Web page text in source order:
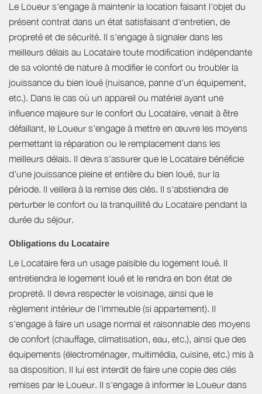
Le Loueur s'engage à maintenir la location faisant l'objet du
présent contrat dans un état satisfaisant d'entretien, de
propreté et de sécurité. Il s'engage à signaler dans les
meilleurs délais au Locataire toute modification indépendante
de sa volonté de nature à modifier le confort ou troubler la
jouissance du bien loué (nuisance, panne d'un équipement,
etc.). Dans le cas où un appareil ou matériel ayant une
influence majeure sur le confort du Locataire, venait à être
défaillant, le Loueur s'engage à mettre en œuvre les moyens
permettant la réparation ou le remplacement dans les
meilleurs délais. Il devra s'assurer que le Locataire bénéficie
d'une jouissance pleine et entière du bien loué, sur la
période. Il veillera à la remise des clés. Il s'abstiendra de
perturber le confort ou la tranquillité du Locataire pendant la
durée du séjour.
Obligations du Locataire
Le Locataire fera un usage paisible du logement loué. Il
entretiendra le logement loué et le rendra en bon état de
propreté. Il devra respecter le voisinage, ainsi que le
règlement intérieur de l'immeuble (si appartement). Il
s'engage à faire un usage normal et raisonnable des moyens
de confort (chauffage, climatisation, eau, etc.), ainsi que des
équipements (électroménager, multimédia, cuisine, etc.) mis à
sa disposition. Il lui est interdit de faire une copie des clés
remises par le Loueur. Il s'engage à informer le Loueur dans